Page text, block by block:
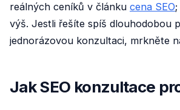
reálných ceníků v článku cena SEO
výš. Jestli řešíte spíš dlouhodobou
jednorázovou konzultaci, mrkněte
Jak SEO konzultace